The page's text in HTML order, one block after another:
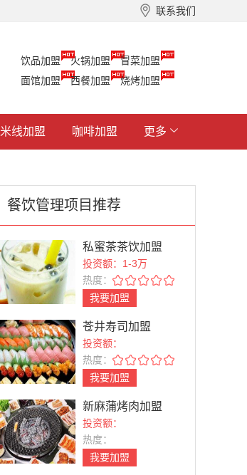
联系我们
饮品加盟 火锅加盟
冒菜加盟
面馆加盟
西餐加盟 烧烤加盟
米线加盟 咖啡加盟 更多
餐饮管理项目推荐
私蜜茶茶饮加盟
投资额：1-3万
热度：
我要加盟
苍井寿司加盟
投资额：
热度：
我要加盟
新麻蒲烤肉加盟
投资额：
热度：
我要加盟